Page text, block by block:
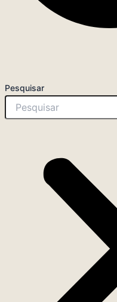
Pesquisar